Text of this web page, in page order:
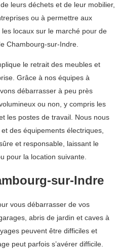
leurs déchets et de leur mobilier,
ou à permettre aux
locaux sur le marché pour de
Chambourg-sur-Indre.
le retrait des meubles et
Grâce à nos équipes à
débarrasser à peu près
ou non, y compris les
les postes de travail. Nous nous
des équipements électriques,
et responsable, laissant le
pour la location suivante.
sur-Indre
vous débarrasser de vos
abris de jardin et caves à
peuvent être difficiles et
peut parfois s’avérer difficile.